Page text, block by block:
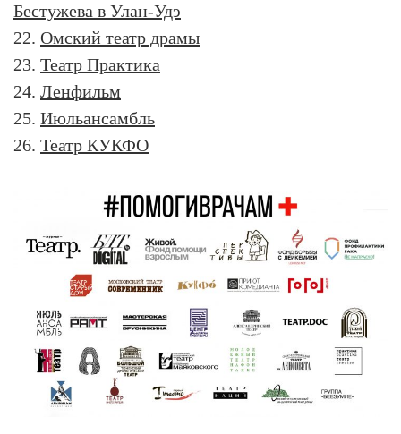
Бестужева в Улан-Удэ
22. Омский театр драмы
23. Театр Практика
24. Ленфильм
25. Июльансамбль
26. Театр КУКФО